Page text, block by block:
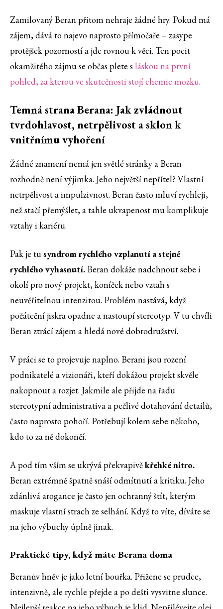
Zamilovaný Beran přitom nehraje žádné hry. Pokud má
zájem, dává to najevo naprosto přímočaře – zasype
protějšek pozorností a jde rovnou k věci. Ten pocit
okamžitého zájmu se občas plete s láskou na první
pohled, za kterou ve skutečnosti stojí chemie mozku.
Temná strana Berana: Jak zvládnout
tvrdohlavost, netrpělivost a sklon k
vnitřnímu vyhoření
Žádné znamení nemá jen světlé stránky a Beran
rozhodně není výjimka. Jeho největší nepřítel? Vlastní
netrpělivost a impulzivnost. Beran často mluví rychleji,
než stačí přemýšlet, a tahle ukvapenost mu komplikuje
vztahy i kariéru.
Pak je tusyndrom rychlého vzplanutí a stejně
rychlého vyhasnutí.Beran dokáže nadchnout sebe i
okolí pro nový projekt, koníček nebo vztah s
neuvěřitelnou intenzitou. Problém nastává, když
počáteční jiskra opadne a nastoupí stereotyp. V tu chvíli
Beran ztrácí zájem a hledá nové dobrodružství.
V práci se to projevuje naplno. Berani jsou rození
podnikatelé a vizionáři, kteří dokážou projekt skvěle
nakopnout a rozjet. Jakmile ale přijde na řadu
stereotypní administrativa a pečlivé dotahování detailů,
často naprosto pohoří. Potřebují kolem sebe někoho,
kdo to za ně dokončí.
A pod tím vším se ukrývá překvapivěkřehké nitro.
Beran extrémně špatně snáší odmítnutí a kritiku. Jeho
zdánlivá arogance je často jen ochranný štít, kterým
maskuje vlastní strach ze selhání. Když to víte, díváte se
na jeho výbuchy úplně jinak.
Praktické tipy, když máte Berana doma
Beranův hněv je jako letní bouřka. Přižene se prudce,
intenzivně, ale rychle přejde a po dešti vysvitne slunce.